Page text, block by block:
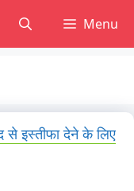
Menu
से इस्तीफा देने के लिए